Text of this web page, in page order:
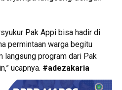
Pak Appi bisa hadir di
permintaan warga begitu
langsung program dari Pak
ucapnya. #adezakaria